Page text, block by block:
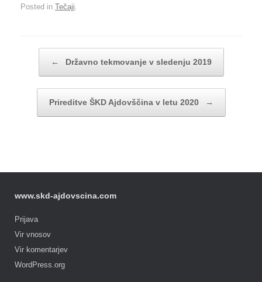
Posted in Tečaji
← Državno tekmovanje v sledenju 2019
Prireditve ŠKD Ajdovščina v letu 2020 →
www.skd-ajdovscina.com
Prijava
Vir vnosov
Vir komentarjev
WordPress.org